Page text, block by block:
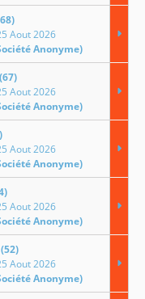
Aout 2026
Anonyme)
Aout 2026
Anonyme)
Aout 2026
Anonyme)
Aout 2026
Anonyme)
Aout 2026
Anonyme)